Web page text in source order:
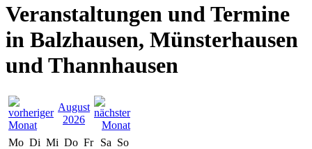
Veranstaltungen und Termine
in Balzhausen, Münsterhausen
und Thannhausen
August
2026
Mo Di Mi Do Fr Sa So